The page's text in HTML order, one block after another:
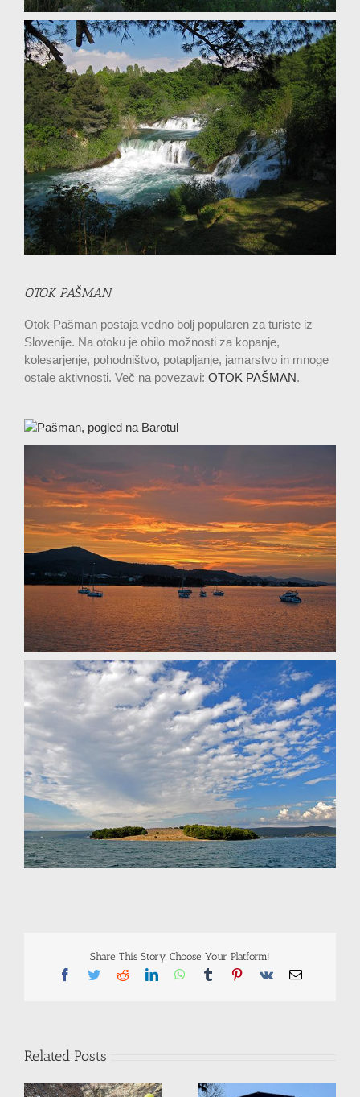
OTOK PAŠMAN
Otok Pašman postaja vedno bolj popularen za turiste iz
Slovenije. Na otoku je obilo možnosti za kopanje,
kolesarjenje, pohodništvo, potapljanje, jamarstvo in mnoge
ostale aktivnosti. Več na povezavi: OTOK PAŠMAN.
Share This Story, Choose Your Platform!
Facebook
TwitterRedditLinkedInWhatsApp
TumblrPinterest
Vk Email
Related Posts